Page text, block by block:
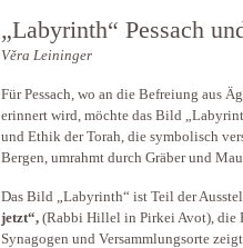
„Labyrinth“ Pessach
Věra Leininger
Für Pessach, wo an die Befreiung aus
erinnert wird, möchte das Bild
und Ethik der Torah, die symbolisch
Bergen, umrahmt durch Gräber und
Das Bild „Labyrinth“ ist Teil der
jetzt“, (Rabbi Hillel in Pirkei Avot), die
Synagogen und Versammlungsorte